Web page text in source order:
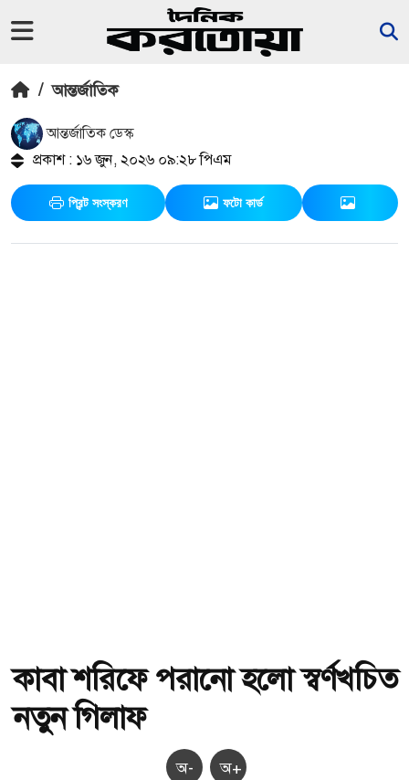
/ আন্তর্জাতিক
আন্তর্জাতিক ডেস্ক
প্রকাশ : ১৬ জুন, ২০২৬ ০৯:২৮ পিএম
প্রিন্ট সংস্করণ ফটো কার্ড
কাবা শরিফে পরানো হলো স্বর্ণখচিত
নতুন গিলাফ
অ- অ+